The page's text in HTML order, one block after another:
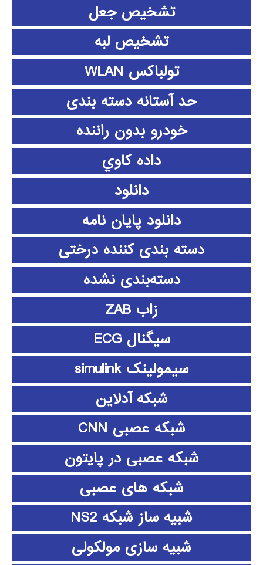
تشخیص جعل
تشخیص لبه
تولباکس WLAN
حد آستانه دسته بندی
خودرو بدون راننده
داده كاوي
دانلود
دانلود پايان نامه
دسته بندی کننده درختی
دسته‌بندی نشده
زاب ZAB
سیگنال ECG
سیمولینک simulink
شبکه آدلاین
شبکه عصبی CNN
شبکه عصبی در پایتون
شبکه های عصبی
شبیه ساز شبکه NS2
شبیه سازی مولکولی